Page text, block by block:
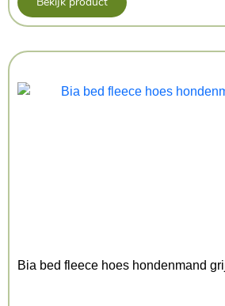
Bia bed fleece hoes hondenmand